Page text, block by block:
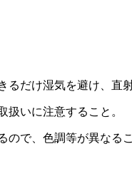
だけ湿気を避け、直
いに注意すること。
で、色調等が異なるこ